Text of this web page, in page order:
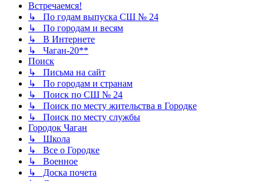
Встречаемся!
↳ По годам выпуска СШ № 24
↳ По городам и весям
↳ В Интернете
↳ Чаган-20**
Поиск
↳ Письма на сайт
↳ По городам и странам
↳ Поиск по СШ № 24
↳ Поиск по месту жительства в Городке
↳ Поиск по месту службы
Городок Чаган
↳ Школа
↳ Все о Городке
↳ Военное
↳ Доска почета